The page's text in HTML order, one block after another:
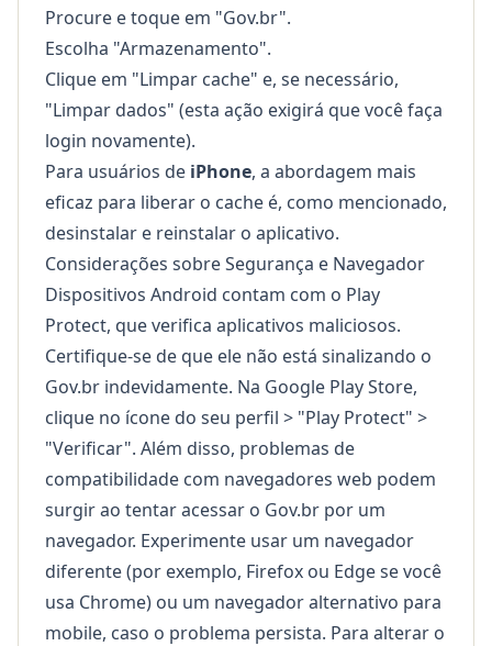
Procure e toque em "Gov.br".
Escolha "Armazenamento".
Clique em "Limpar cache" e, se necessário,
"Limpar dados" (esta ação exigirá que você faça
login novamente).
Para usuários de iPhone, a abordagem mais
eficaz para liberar o cache é, como mencionado,
desinstalar e reinstalar o aplicativo.
Considerações sobre Segurança e Navegador
Dispositivos Android contam com o Play
Protect, que verifica aplicativos maliciosos.
Certifique-se de que ele não está sinalizando o
Gov.br indevidamente. Na Google Play Store,
clique no ícone do seu perfil > "Play Protect" >
"Verificar". Além disso, problemas de
compatibilidade com navegadores web podem
surgir ao tentar acessar o Gov.br por um
navegador. Experimente usar um navegador
diferente (por exemplo, Firefox ou Edge se você
usa Chrome) ou um navegador alternativo para
mobile, caso o problema persista. Para alterar o